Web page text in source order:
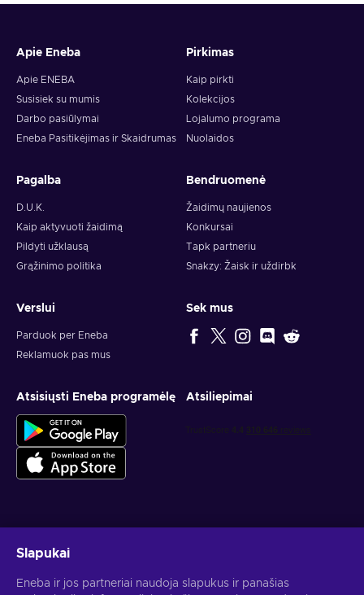
Apie Eneba
Apie ENEBA
Susisiek su mumis
Darbo pasiūlymai
Eneba Pasitikėjimas ir Skaidrumas
Pirkimas
Kaip pirkti
Kolekcijos
Lojalumo programa
Nuolaidos
Pagalba
D.U.K.
Kaip aktyvuoti žaidimą
Pildyti užklausą
Grąžinimo politika
Bendruomenė
Žaidimų naujienos
Konkursai
Tapk partneriu
Snakzy: Žaisk ir uždirbk
Verslui
Parduok per Eneba
Reklamuok pas mus
Sek mus
Atsisiųsti Eneba programėlę Atsiliepimai
Slapukai
Eneba ir jos partneriai naudoja slapukus ir panašias